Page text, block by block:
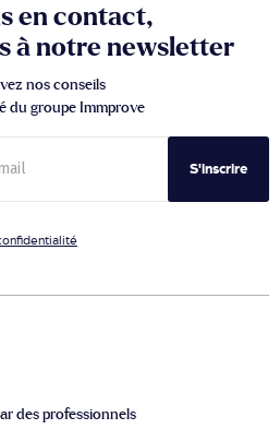
en contact,
à notre newsletter
nos conseils
du groupe Immprove
S'inscrire
des professionnels